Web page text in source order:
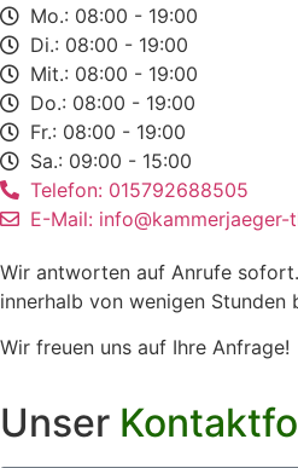
Unser
Mo.: 08:00 - 19:00
Di.: 08:00 - 19:00
Mit.: 08:00 - 19:00
Do.: 08:00 - 19:00
Fr.: 08:00 - 19:00
Sa.: 09:00 - 15:00
Telefon: 015792688505
E-Mail: info@kammerjaeger-
Wir antworten auf Anrufe
innerhalb von wenigen Stunden
Wir freuen uns auf Ihre Anfrage!